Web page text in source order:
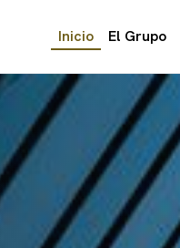
Inicio El Grupo